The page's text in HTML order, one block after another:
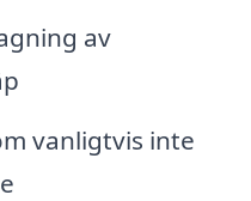
av
vanligtvis inte